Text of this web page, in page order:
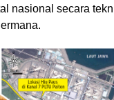
nasional secara